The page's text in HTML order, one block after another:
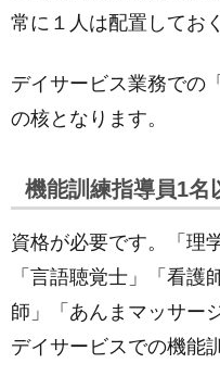
常に１人は配置してお
デイサービス業務での
の核となります。
機能訓練指導員1名
資格が必要です。「理
「言語聴覚士」「看護
師」「あんまマッサー
デイサービスでの機能